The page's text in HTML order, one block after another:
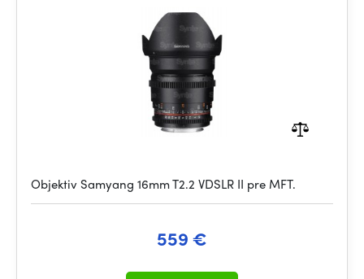
Objektiv Samyang 16mm T2.2 VDSLR II pre MFT.
559 €